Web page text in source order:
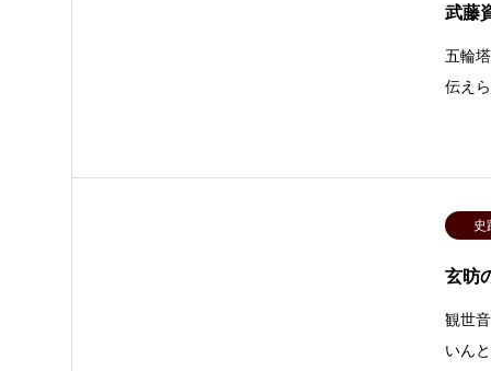
武藤
五輪
伝え
史
玄昉
観世
いん